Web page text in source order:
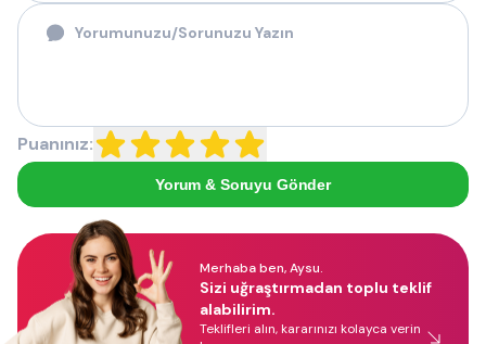
Puanınız:
Yorum & Soruyu Gönder
Merhaba ben, Aysu.
Sizi uğraştırmadan toplu teklif
alabilirim.
Teklifleri alın, kararınızı kolayca verin